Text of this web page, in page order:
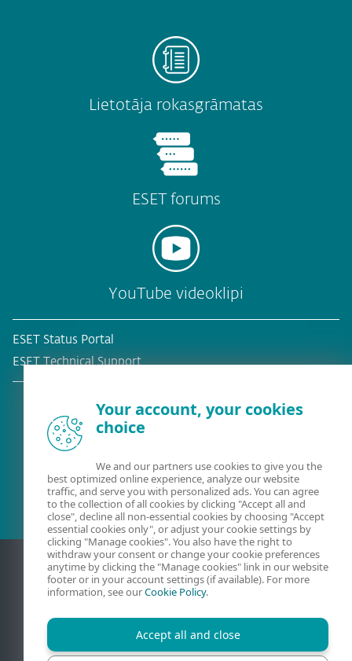
Lietotāja rokasgrāmatas
ESET forums
YouTube videoklipi
ESET Status Portal
ESET Technical Support
Esošais klients?
Your account, your cookies
choice
We and our partners use cookies to give you the
best optimized online experience, analyze our website
traffic, and serve you with personalized ads. You can agree
to the collection of all cookies by clicking "Accept all and
close", decline all non-essential cookies by choosing "Accept
essential cookies only", or adjust your cookie settings by
clicking "Manage cookies". You also have the right to
withdraw your consent or change your cookie preferences
anytime by clicking the "Manage cookies" link in our website
footer or in your account settings (if available). For more
information, see ourCookie Policy.
Accept all and close